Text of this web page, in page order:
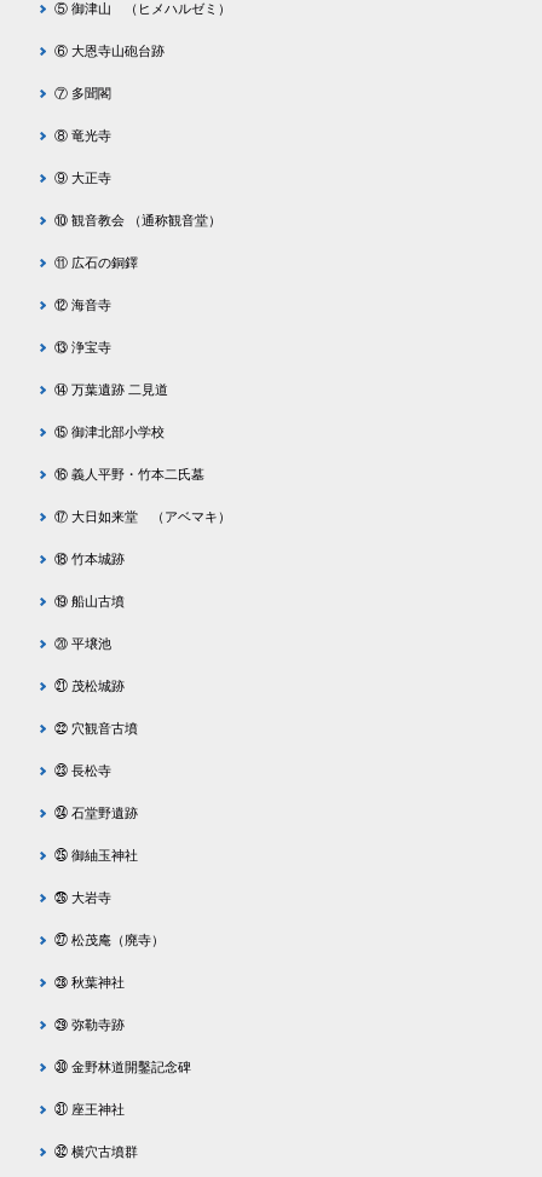
⑤ 御津山 （ヒメハルゼミ）
⑥ 大恩寺山砲台跡
⑦ 多聞閣
⑧ 竜光寺
⑨ 大正寺
⑩ 観音教会 （通称観音堂）
⑪ 広石の銅鐸
⑫ 海音寺
⑬ 浄宝寺
⑭ 万葉遺跡 二見道
⑮ 御津北部小学校
⑯ 義人平野・竹本二氏墓
⑰ 大日如来堂 （アベマキ）
⑱ 竹本城跡
⑲ 船山古墳
⑳ 平壌池
㉑ 茂松城跡
㉒ 穴観音古墳
㉓ 長松寺
㉔ 石堂野遺跡
㉕ 御紬玉神社
㉖ 大岩寺
㉗ 松茂庵（廃寺）
㉘ 秋葉神社
㉙ 弥勒寺跡
㉚ 金野林道開鑿記念碑
㉛ 座王神社
㉜ 横穴古墳群